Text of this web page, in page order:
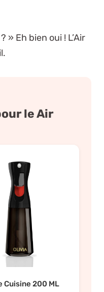
» Eh bien oui ! L’Air
le Air
Cuisine 200 ML